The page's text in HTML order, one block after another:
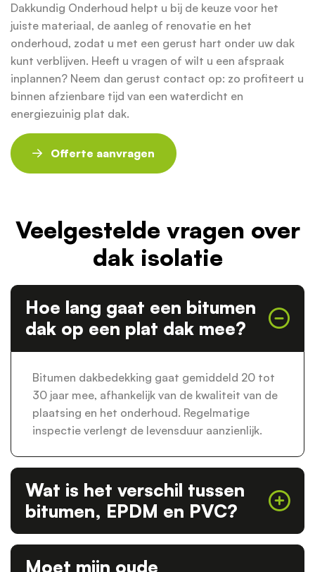
Dakkundig Onderhoud helpt u bij de keuze voor het
juiste materiaal, de aanleg of renovatie en het
onderhoud, zodat u met een gerust hart onder uw dak
kunt verblijven. Heeft u vragen of wilt u een afspraak
inplannen? Neem dan gerust contact op: zo profiteert u
binnen afzienbare tijd van een waterdicht en
energiezuinig plat dak.
Offerte aanvragen
Veelgestelde vragen over
dak isolatie
Hoe lang gaat een bitumen
dak op een plat dak mee?
Bitumen dakbedekking gaat gemiddeld 20 tot
30 jaar mee, afhankelijk van de kwaliteit van de
plaatsing en het onderhoud. Regelmatige
inspectie verlengt de levensduur aanzienlijk.
Wat is het verschil tussen
bitumen, EPDM en PVC?
Moet mijn oude